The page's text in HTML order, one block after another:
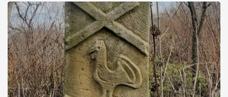
століття тут розмістили туберкульозну лікарню. Коли із
палацу виїхала лікарня – ми точно не […]